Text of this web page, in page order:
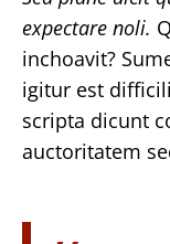
expectare noli.
inchoavit?
igitur est
scripta dicunt
auctoritatem